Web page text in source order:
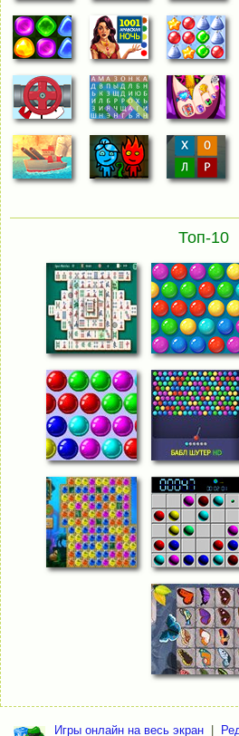
Топ-10
Игры онлайн на весь экран